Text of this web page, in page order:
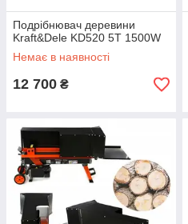
Подрібнювач деревини
Kraft&Dele KD520 5T 1500W
Немає в наявності
12 700 ₴